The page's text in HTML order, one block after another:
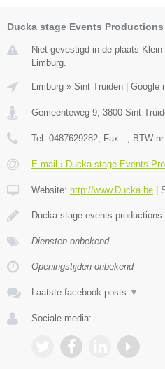
Ducka stage Events Productions
Niet gevestigd in de plaats
Limburg.
Limburg » Sint Truiden | Google
Gemeenteweg 9 3800 Sint
Tel: 0487629282 , Fax: - , BTW-nr:
E-mail › Ducka stage Events
Website: http://www.Ducka.be |
Ducka stage events
Diensten onbekend
Openingstijden onbekend
Laatste facebook posts ▼
Sociale media: